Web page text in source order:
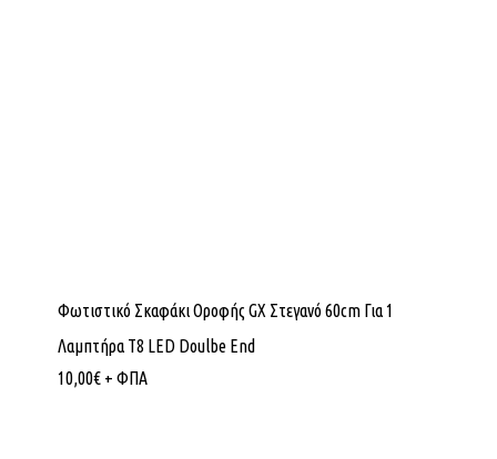
Φωτιστικό Σκαφάκι Οροφής GX Στεγανό 60cm Για 1
Λαμπτήρα Τ8 LED Doulbe End
10,00€ + ΦΠΑ